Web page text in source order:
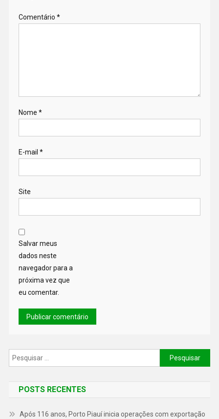
Comentário *
Nome *
E-mail *
Site
Salvar meus
dados neste
navegador para a
próxima vez que
eu comentar.
POSTS RECENTES
Após 116 anos, Porto Piauí inicia operações com exportação